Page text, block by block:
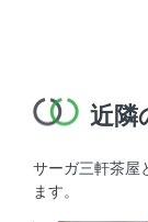
近隣
サーガ三軒茶屋
ます。